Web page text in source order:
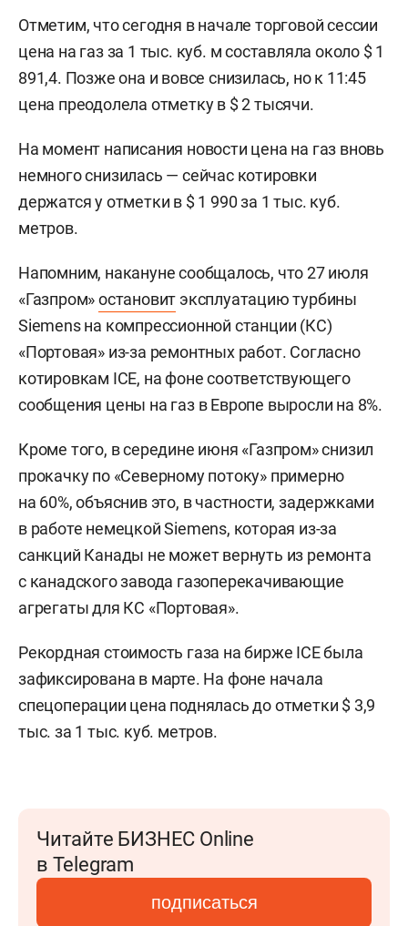
Отметим, что сегодня в начале торговой сессии
цена на газ за 1 тыс. куб. м составляла около $ 1
891,4. Позже она и вовсе снизилась, но к 11:45
цена преодолела отметку в $ 2 тысячи.
На момент написания новости цена на газ вновь
немного снизилась — сейчас котировки
держатся у отметки в $ 1 990 за 1 тыс. куб.
метров.
Напомним, накануне сообщалось, что 27 июля
«Газпром»остановит эксплуатацию турбины
Siemens на компрессионной станции (КС)
«Портовая» из-за ремонтных работ. Согласно
котировкам ICE, на фоне соответствующего
сообщения цены на газ в Европе выросли на 8%.
Кроме того, в середине июня «Газпром» снизил
прокачку по «Северному потоку» примерно
на 60%, объяснив это, в частности, задержками
в работе немецкой Siemens, которая из-за
санкций Канады не может вернуть из ремонта
с канадского завода газоперекачивающие
агрегаты для КС «Портовая».
Рекордная стоимость газа на бирже ICE была
зафиксирована в марте. На фоне начала
спецоперации цена поднялась до отметки $ 3,9
тыс. за 1 тыс. куб. метров.
Читайте БИЗНЕС Online
в Telegram
подписаться